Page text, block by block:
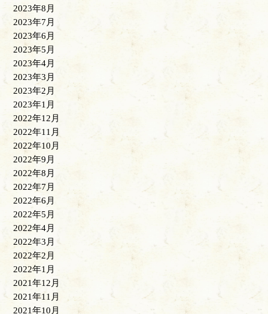
2023年8月
2023年7月
2023年6月
2023年5月
2023年4月
2023年3月
2023年2月
2023年1月
2022年12月
2022年11月
2022年10月
2022年9月
2022年8月
2022年7月
2022年6月
2022年5月
2022年4月
2022年3月
2022年2月
2022年1月
2021年12月
2021年11月
2021年10月